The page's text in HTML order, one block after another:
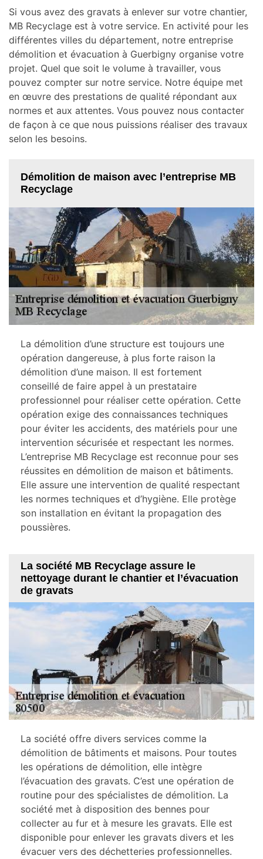
Si vous avez des gravats à enlever sur votre chantier,
MB Recyclage est à votre service. En activité pour les
différentes villes du département, notre entreprise
démolition et évacuation à Guerbigny organise votre
projet. Quel que soit le volume à travailler, vous
pouvez compter sur notre service. Notre équipe met
en œuvre des prestations de qualité répondant aux
normes et aux attentes. Vous pouvez nous contacter
de façon à ce que nous puissions réaliser des travaux
selon les besoins.
Démolition de maison avec l’entreprise MB
Recyclage
La démolition d’une structure est toujours une
opération dangereuse, à plus forte raison la
démolition d’une maison. Il est fortement
conseillé de faire appel à un prestataire
professionnel pour réaliser cette opération. Cette
opération exige des connaissances techniques
pour éviter les accidents, des matériels pour une
intervention sécurisée et respectant les normes.
L’entreprise MB Recyclage est reconnue pour ses
réussites en démolition de maison et bâtiments.
Elle assure une intervention de qualité respectant
les normes techniques et d’hygiène. Elle protège
son installation en évitant la propagation des
poussières.
La société MB Recyclage assure le
nettoyage durant le chantier et l’évacuation
de gravats
La société offre divers services comme la
démolition de bâtiments et maisons. Pour toutes
les opérations de démolition, elle intègre
l’évacuation des gravats. C’est une opération de
routine pour des spécialistes de démolition. La
société met à disposition des bennes pour
collecter au fur et à mesure les gravats. Elle est
disponible pour enlever les gravats divers et les
évacuer vers des déchetteries professionnelles.